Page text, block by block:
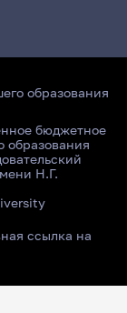
образования
бюджетное
образования
Н.Г.
ссылка на